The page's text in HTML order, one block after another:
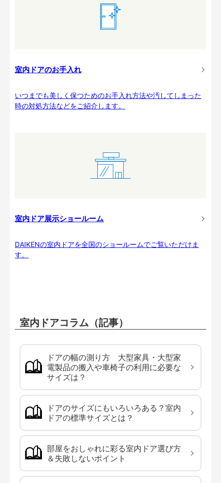
室内ドアのお手入れ
いつまでも美しく保つためのお手入れ方法や汚してしまった
時の対処方法などをご紹介します。
室内ドア展示ショールーム
DAIKENの室内ドアを全国のショールームでご覧いただけま
す。
室内ドアコラム（記事）
ドアの幅の測り方 大型家具・大型家
電製品の搬入や車椅子の利用に必要な
サイズは？
ドアのサイズにもいろいろある？室内
ドアの標準サイズとは？
部屋をおしゃれに彩る室内ドア選び方
＆失敗しないポイント